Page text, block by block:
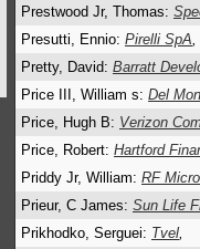
Prestwood Jr, Thomas:
Presutti, Ennio: Pirelli SpA,
Pretty, David: Barratt
Price III, William s: Del
Price, Hugh B: Verizon
Price, Robert: Hartford
Priddy Jr, William: RF
Prieur, C James: Sun Life
Prikhodko, Serguei: Tvel,